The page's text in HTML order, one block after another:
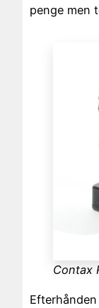
penge men
Contax